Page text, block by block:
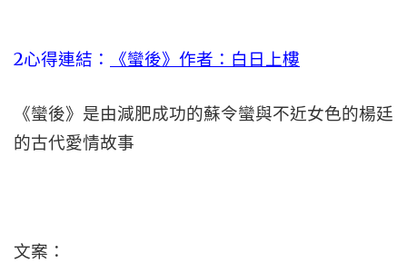
2心得連結： 《蠻後》作者：白日上樓
《蠻後》是由減肥成功的蘇令蠻與不近女色的楊廷
的古代愛情故事
文案：